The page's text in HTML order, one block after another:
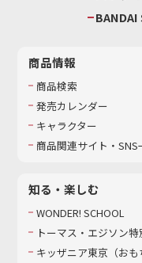
BANDAI
商品情報
商品検索
発売カレンダー
キャラクター
商品関連サイト・SNS
知る・楽しむ
WONDER! SCHOOL
トーマス・エジソン特
キッザニア東京（おも